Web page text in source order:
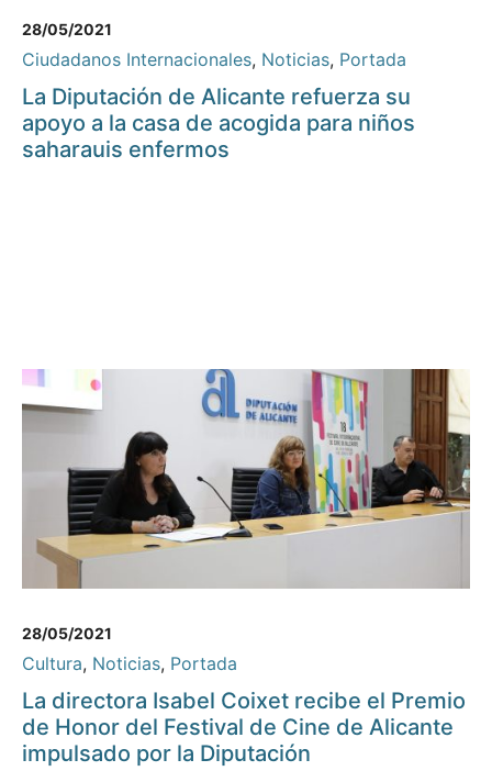
28/05/2021
Ciudadanos Internacionales, Noticias, Portada
La Diputación de Alicante refuerza su
apoyo a la casa de acogida para niños
saharauis enfermos
28/05/2021
Cultura, Noticias, Portada
La directora Isabel Coixet recibe el Premio
de Honor del Festival de Cine de Alicante
impulsado por la Diputación